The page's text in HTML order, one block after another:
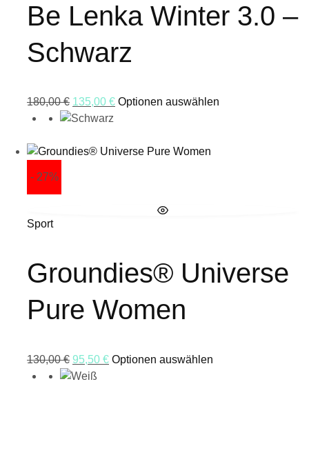
Be Lenka Winter 3.0 –
Schwarz
180,00€ 135,00 € Optionen auswählen
- 27%
Sport
Groundies® Universe
Pure Women
130,00€ 95,50 € Optionen auswählen